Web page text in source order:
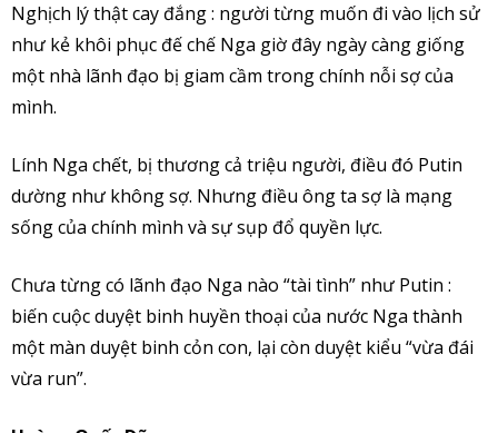
Nghịch lý thật cay đắng : người từng muốn đi vào lịch sử
như kẻ khôi phục đế chế Nga giờ đây ngày càng giống
một nhà lãnh đạo bị giam cầm trong chính nỗi sợ của
mình.
Lính Nga chết, bị thương cả triệu người, điều đó Putin
dường như không sợ. Nhưng điều ông ta sợ là mạng
sống của chính mình và sự sụp đổ quyền lực.
Chưa từng có lãnh đạo Nga nào “tài tình” như Putin :
biến cuộc duyệt binh huyền thoại của nước Nga thành
một màn duyệt binh cỏn con, lại còn duyệt kiểu “vừa đái
vừa run”.